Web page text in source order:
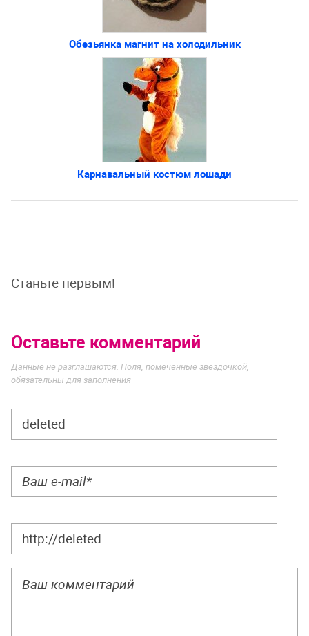
Обезьянка магнит на холодильник
Карнавальный костюм лошади
Станьте первым!
Оставьте комментарий
Данные не разглашаются. Поля, помеченные звездочкой,
обязательны для заполнения